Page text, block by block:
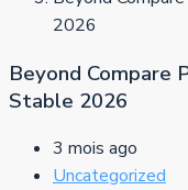
2026
Beyond Compare
Stable 2026
3 mois ago
Uncategorized